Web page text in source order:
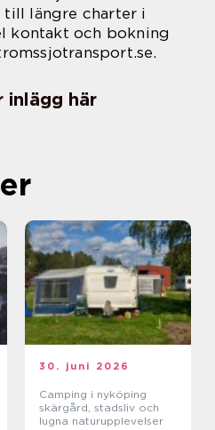
längre charter i
kontakt och bokning
inlägg här
30. juni 2026
Camping i nyköping
skärgård, stadsliv och
lugna naturupplevelser